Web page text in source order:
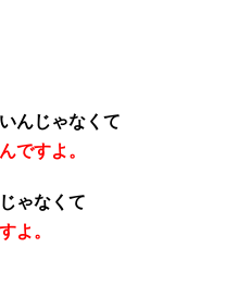
んじゃなくて
ですよ。
ゃなくて
よ。